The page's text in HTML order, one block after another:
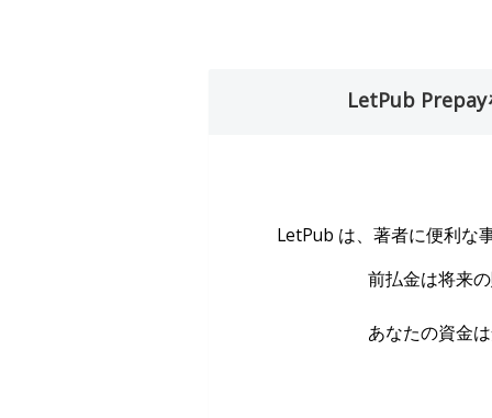
LetPub Prepay
LetPub は、著者に便利な
前払金は将来
あなたの資金